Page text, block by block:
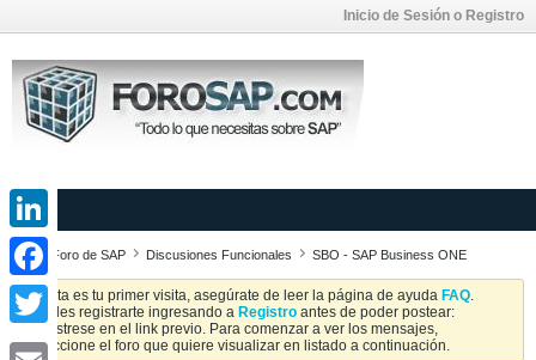
Inicio de Sesión o Registro
Foro de SAP Discusiones Funcionales SBO - SAP Business ONE
Si esta es tu primer visita, asegúrate de leer la página de ayuda FAQ.
Puedes registrarte ingresando a Registro antes de poder postear:
Regístrese en el link previo. Para comenzar a ver los mensajes,
seleccione el foro que quiere visualizar en listado a continuación.
LinkedIn
Facebook
Twitter